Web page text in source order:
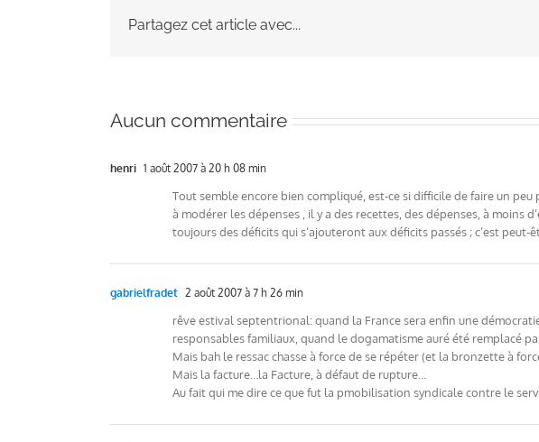
Partagez cet article avec...
Aucun commentaire
henri 1 août 2007 à 20 h 08 min
Tout semble encore bien compliqué, est-ce si difficile de faire un
à modérer les dépenses , il y a des recettes, des dépenses, à moins
toujours des déficits qui s’ajouteront aux déficits passés ; c’est
gabrielfradet 2 août 2007 à 7 h 26 min
rêve estival septentrional: quand la France sera enfin une
responsables familiaux, quand le dogamatisme auré été remplacé
Mais bah le ressac chasse à force de se répéter (et la bronzette à
Mais la facture…la Facture, à défaut de rupture…
Au fait qui me dire ce que fut la pmobilisation syndicale contre le